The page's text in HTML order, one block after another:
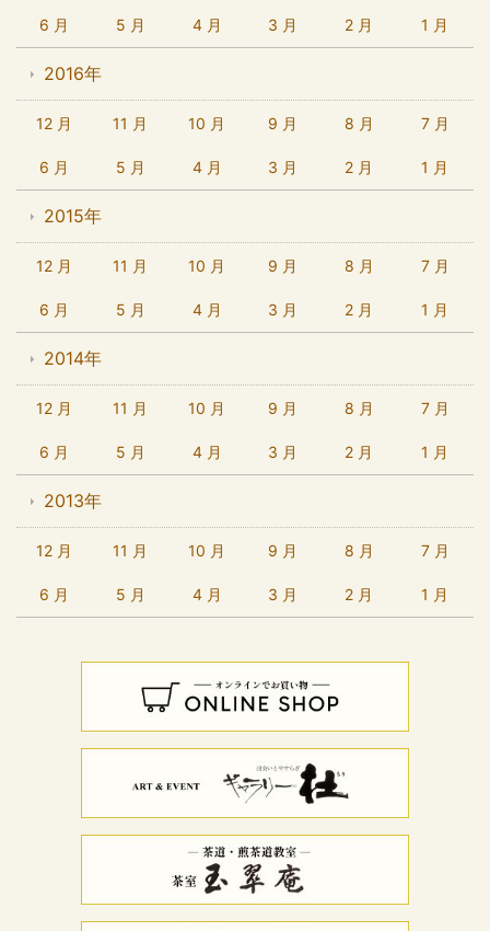
6 月 5 月 4 月 3 月 2 月 1 月
2016年
12 月 11 月 10 月 9 月 8 月 7 月
6 月 5 月 4 月 3 月 2 月 1 月
2015年
12 月 11 月 10 月 9 月 8 月 7 月
6 月 5 月 4 月 3 月 2 月 1 月
2014年
12 月 11 月 10 月 9 月 8 月 7 月
6 月 5 月 4 月 3 月 2 月 1 月
2013年
12 月 11 月 10 月 9 月 8 月 7 月
6 月 5 月 4 月 3 月 2 月 1 月